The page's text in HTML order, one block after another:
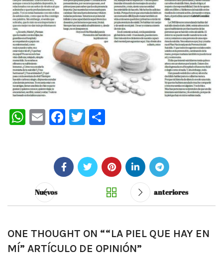
WhatsApp
EmailFacebook
Twitter
Nuevos anteriores
ONE THOUGHT ON ““LA PIEL QUE HAY EN
MÍ” ARTÍCULO DE OPINIÓN”